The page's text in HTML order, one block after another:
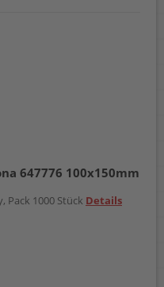
647776 100x150mm
Pack 1000 Stück Details